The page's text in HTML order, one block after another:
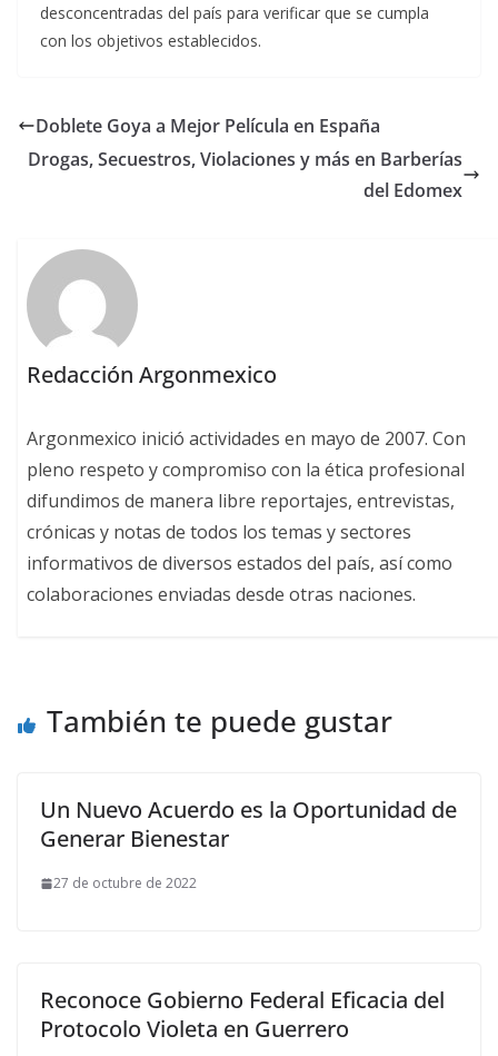
desconcentradas del país para verificar que se cumpla
con los objetivos establecidos.
Doblete Goya a Mejor Película en España
Drogas, Secuestros, Violaciones y más en Barberías
del Edomex
Redacción Argonmexico
Argonmexico inició actividades en mayo de 2007. Con
pleno respeto y compromiso con la ética profesional
difundimos de manera libre reportajes, entrevistas,
crónicas y notas de todos los temas y sectores
informativos de diversos estados del país, así como
colaboraciones enviadas desde otras naciones.
También te puede gustar
Un Nuevo Acuerdo es la Oportunidad de
Generar Bienestar
27 de octubre de 2022
Reconoce Gobierno Federal Eficacia del
Protocolo Violeta en Guerrero